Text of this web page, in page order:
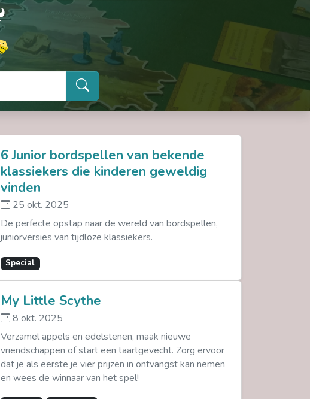
6 Junior bordspellen van bekende
klassiekers die kinderen geweldig
vinden
25 okt. 2025
De perfecte opstap naar de wereld van bordspellen,
juniorversies van tijdloze klassiekers.
Special
My Little Scythe
8 okt. 2025
Verzamel appels en edelstenen, maak nieuwe
vriendschappen of start een taartgevecht. Zorg ervoor
dat je als eerste je vier prijzen in ontvangst kan nemen
en wees de winnaar van het spel!